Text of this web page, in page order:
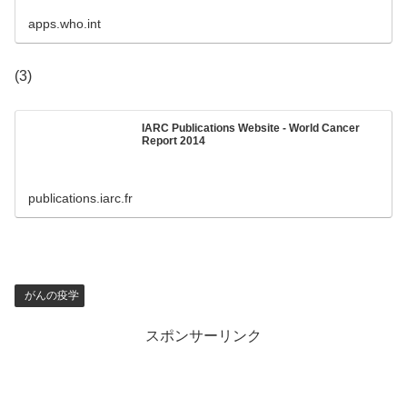
apps.who.int
(3)
IARC Publications Website - World Cancer
Report 2014
publications.iarc.fr
がんの疫学
スポンサーリンク